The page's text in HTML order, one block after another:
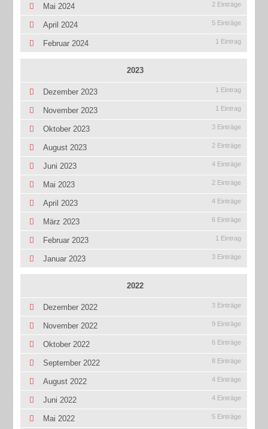
Mai 2024 2 Einträge
April 2024 5 Einträge
Februar 2024 1 Eintrag
2023
Dezember 2023 1 Eintrag
November 2023 1 Eintrag
Oktober 2023 3 Einträge
August 2023 2 Einträge
Juni 2023 4 Einträge
Mai 2023 2 Einträge
April 2023 4 Einträge
März 2023 6 Einträge
Februar 2023 1 Eintrag
Januar 2023 3 Einträge
2022
Dezember 2022 3 Einträge
November 2022 9 Einträge
Oktober 2022 6 Einträge
September 2022 8 Einträge
August 2022 4 Einträge
Juni 2022 4 Einträge
Mai 2022 5 Einträge